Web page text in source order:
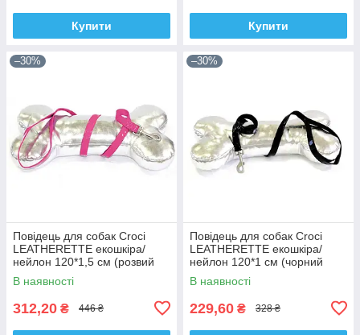
Купити Купити
–30%
Повідець для собак Croci
LEATHERETTE екошкіра/
нейлон 120*1,5 см (розвий
лак)
В наявності
312,20 ₴ 446 ₴
–30%
Повідець для собак Croci
LEATHERETTE екошкіра/
нейлон 120*1 см (чорний
лак)
В наявності
229,60 ₴ 328 ₴